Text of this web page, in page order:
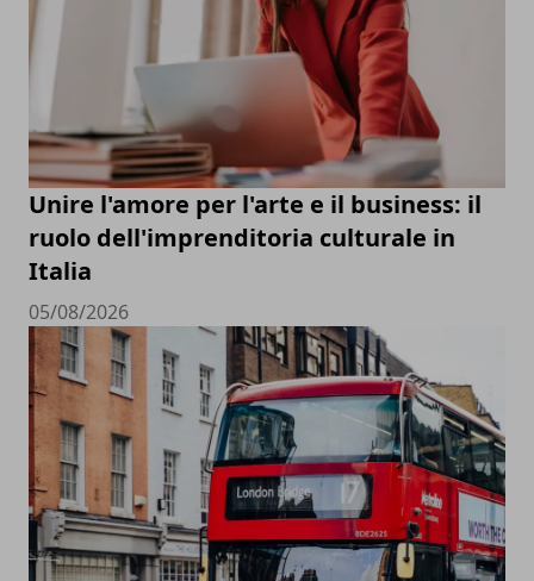
Unire l'amore per l'arte e il business: il
ruolo dell'imprenditoria culturale in
Italia
05/08/2026